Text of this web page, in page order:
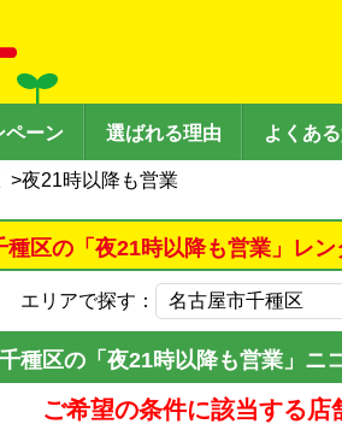
ペーン 選ばれる理由 よくあ
>夜21時以降も営業
種区の「夜21時以降も営業」レン
エリアで探す：
種区の「夜21時以降も営業」ニ
ご希望の条件に該当する店